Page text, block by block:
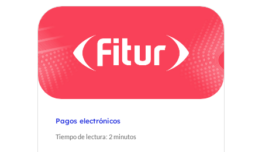
Pagos electrónicos
Tiempo de lectura: 2minutos